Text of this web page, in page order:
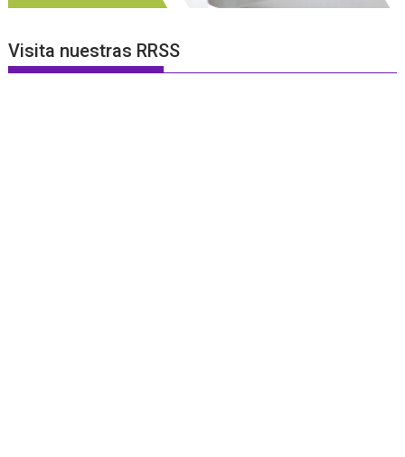
Visita nuestras RRSS